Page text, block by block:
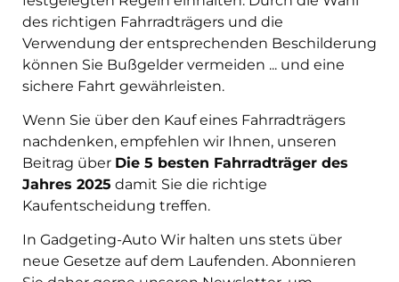
des richtigen Fahrradträgers und die
Verwendung der entsprechenden Beschilderung
können Sie Bußgelder vermeiden ... und eine
sichere Fahrt gewährleisten.
Wenn Sie über den Kauf eines Fahrradträgers
nachdenken, empfehlen wir Ihnen, unseren
Beitrag über Die 5 besten Fahrradträger des
Jahres 2025 damit Sie die richtige
Kaufentscheidung treffen.
In Gadgeting-Auto Wir halten uns stets über
neue Gesetze auf dem Laufenden. Abonnieren